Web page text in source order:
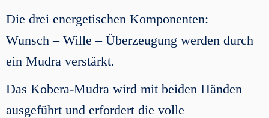
Die drei energetischen Komponenten:
Wunsch – Wille – Überzeugung werden durch
ein Mudra verstärkt.
Das Kobera-Mudra wird mit beiden Händen
ausgeführt und erfordert die volle